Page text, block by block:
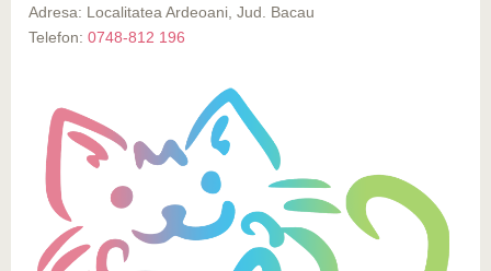
Adresa: Localitatea Ardeoani, Jud. Bacau
Telefon: 0748-812 196